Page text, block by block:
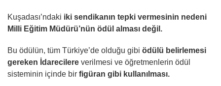
Kuşadası’ndaki iki sendikanın tepki vermesinin nedeni
Milli Eğitim Müdürü’nün ödül alması değil.
Bu ödülün, tüm Türkiye’de olduğu gibi ödülü belirlemesi
gereken İdarecilere verilmesi ve öğretmenlerin ödül
sisteminin içinde bir figüran gibi kullanılması.